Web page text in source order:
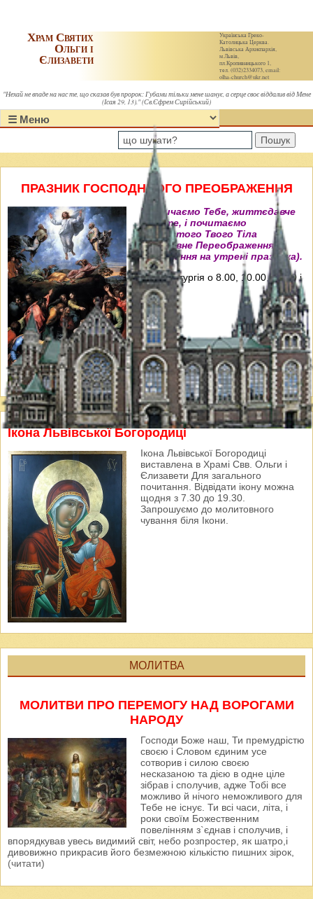
Українська Греко-
Католицька Церква.
Львівська Архиєпархія,
м.Львів,
пл.Кропивницького 1,
тел. (032)2334073, email:
olha-church@ukr.net
Храм Святих
Ольги і
Єлизавети
"Нехай не впаде на нас те, що сказав був пророк: Губами тільки мене шанує, а серце своє віддалив від Мене
(Ісая 29, 13)." (Св.Єфрем Сирійський)
Пошук
ПРАЗНИК ГОСПОДНЬОГО ПРЕОБРАЖЕННЯ
"Величаємо Тебе, життєдавче
Христе, і почитаємо
пречистого Твого Тіла
преславне Переображення"
(Величання на утрені празника).
Свята Літургія о 8.00, 10.00, 12.00 і
18.00
Ікона Львівської Богородиці
Ікона Львівської Богородиці
виставлена в Храмі Свв. Ольги і
Єлизавети Для загального
почитання. Відвідати ікону можна
щодня з 7.30 до 19.30.
Запрошуємо до молитовного
чування біля Ікони.
МОЛИТВА
МОЛИТВИ ПРО ПЕРЕМОГУ НАД ВОРОГАМИ
НАРОДУ
Господи Боже наш, Ти премудрістю
своєю і Словом єдиним усе
сотворив і силою своєю
несказаною та дією в одне ціле
зібрав і сполучив, адже Тобі все
можливо й нічого неможливого для
Тебе не існує. Ти всі часи, літа, і
роки своїм Божественним
повелінням з`єднав і сполучив, і
впорядкував увесь видимий світ, небо розпростер, як шатро,і
дивовижно прикрасив його безмежною кількістю пишних зірок,
(читати)